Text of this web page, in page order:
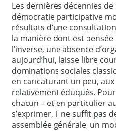
Les dernières décennies
démocratie participative
résultats d’une
la manière dont est
l’inverse, une absence
aujourd’hui, laisse libre
dominations sociales
en caricaturant un peu,
relativement éduqués.
chacun – et en particulier
s’exprimer, il ne suffit pas
assemblée générale, un